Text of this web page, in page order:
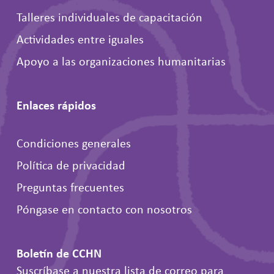
Talleres individuales de capacitación
Actividades entre iguales
Apoyo a las organizaciones humanitarias
Enlaces rápidos
Condiciones generales
Política de privacidad
Preguntas frecuentes
Póngase en contacto con nosotros
Boletín de CCHN
Suscríbase a nuestra lista de correo para